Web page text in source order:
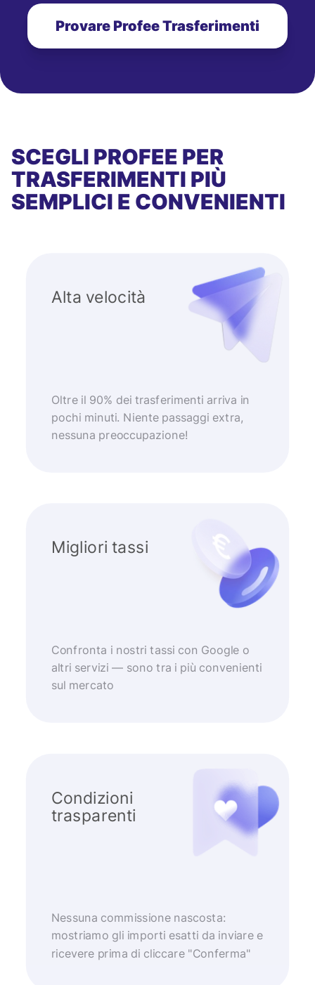
Provare Profee Trasferimenti
SCEGLI PROFEE PER
TRASFERIMENTI PIÙ
SEMPLICI E CONVENIENTI
Alta velocità
Oltre il 90% dei trasferimenti arriva in
pochi minuti. Niente passaggi extra,
nessuna preoccupazione!
Migliori tassi
Confronta i nostri tassi con Google o
altri servizi — sono tra i più convenienti
sul mercato
Condizioni
trasparenti
Nessuna commissione nascosta:
mostriamo gli importi esatti da inviare e
ricevere prima di cliccare "Conferma"